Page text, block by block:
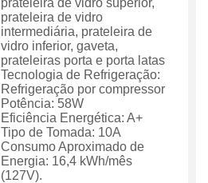
prateleira de vidro
intermediária, prateleira de
vidro inferior, gaveta,
prateleiras porta e porta latas
Tecnologia de Refrigeração:
Refrigeração por compressor
Potência: 58W
Eficiência Energética: A+
Tipo de Tomada: 10A
Consumo Aproximado de
Energia: 16,4 kWh/mês
(127V).